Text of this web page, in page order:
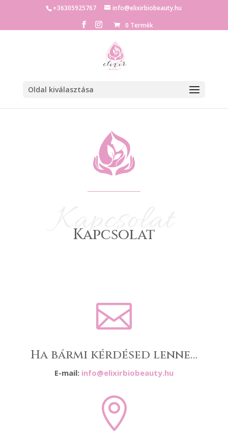
+36305925767
info@elixirbiobeauty.hu
0 Termék
Oldal kiválasztása
Kapcsolat
Kapcsolat

Ha bármi kérdésed lenne…
E-mail: info@elixirbiobeauty.hu
